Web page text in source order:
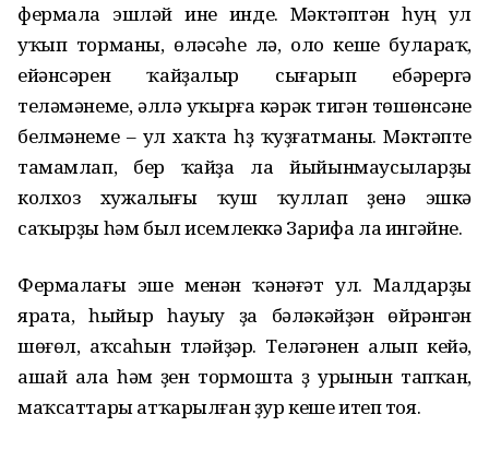
фермала эшләй ине инде. Мәктәптән һуң ул
уҡып торманы, өләсәһе лә, оло кеше булараҡ,
ейәнсәрен ҡайҙалыр сығарып ебәрергә
теләмәнеме, әллә уҡырға кәрәк тигән төшөнсәне
белмәнеме – ул хаҡта һүҙ ҡуҙғатманы. Мәктәпте
тамамлап, бер ҡайҙа ла йыйынмаусыларҙы
колхоз хужалығы ҡуш ҡуллап үҙенә эшкә
саҡырҙы һәм был исемлеккә Зарифа ла ингәйне.
Фермалағы эше менән ҡәнәғәт ул. Малдарҙы
ярата, һыйыр һауыу ҙа бәләкәйҙән өйрәнгән
шөғөл, аҡсаһын түләйҙәр. Теләгәнен алып кейә,
ашай ала һәм үҙен тормошта үҙ урынын тапҡан,
маҡсаттары атҡарылған ҙур кеше итеп тоя.